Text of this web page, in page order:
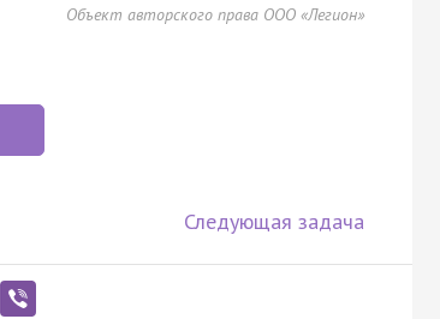
Объект авторского права ООО «Легион»
Следующая задача